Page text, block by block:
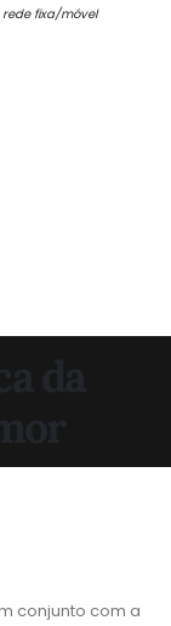
fixa/móvel
conjunto com a